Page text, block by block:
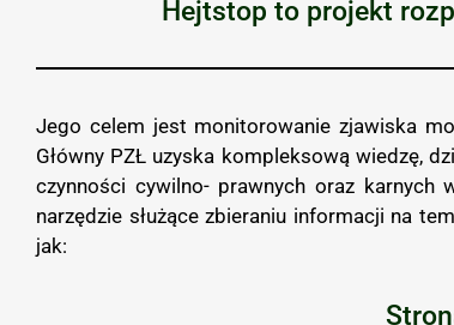
Hejtstop to projekt
Jego celem jest monitorowanie zjawiska
Główny PZŁ uzyska kompleksową wiedzę,
czynności cywilno- prawnych oraz karnych
narzędzie służące zbieraniu informacji na
jak: